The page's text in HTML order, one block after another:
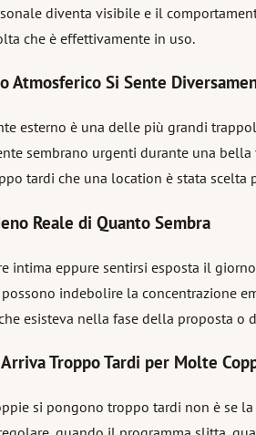
diventa visibile e il
che è effettivamente in uso.
Atmosferico Si Sente
esterno è una delle più grandi
sembrano urgenti durante una
tardi che una location è stata
Reale di Quanto Sembra
intima eppure sentirsi esposta il
indebolire la concentrazione
esisteva nella fase della proposta
Troppo Tardi per Molte
si pongono troppo tardi non è se